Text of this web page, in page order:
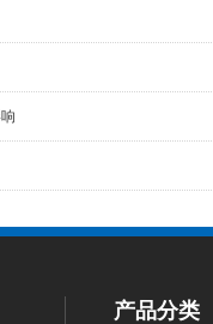
产品分类